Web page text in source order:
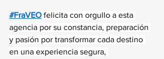
#FraVEO felicita con orgullo a esta
agencia por su constancia, preparación
y pasión por transformar cada destino
en una experiencia segura,